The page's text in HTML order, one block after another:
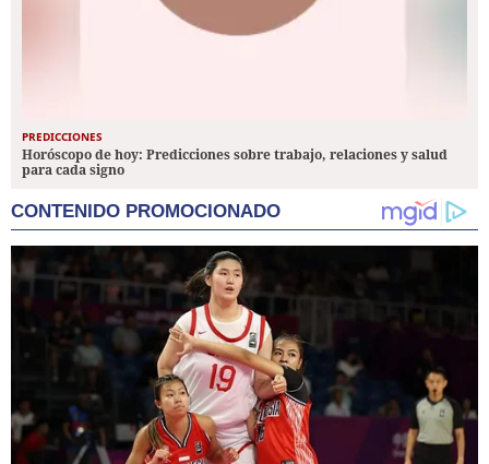
PREDICCIONES
Horóscopo de hoy: Predicciones sobre trabajo, relaciones y salud
para cada signo
CONTENIDO PROMOCIONADO